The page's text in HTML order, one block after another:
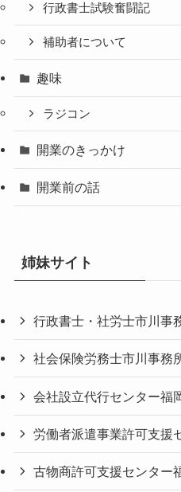
行政書士試験奮闘記
補助者について
趣味
ラジコン
開業のきっかけ
開業前の話
姉妹サイト
行政書士・社労士市川事
社会保険労務士市川事務
会社設立代行センター福
労働者派遣事業許可支援
古物商許可支援センター